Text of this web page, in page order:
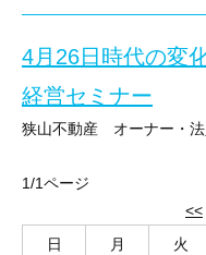
<<
日
月 火
4月26日時代の変
経営セミナー
狭山不動産 オーナー・
入居者の価値観が激変！
1/1ページ